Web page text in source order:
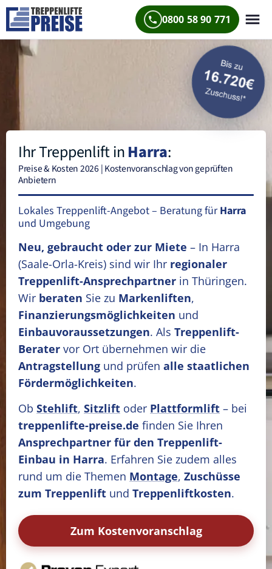
0800 58 90 771
Ihr Treppenlift inHarra:
Preise & Kosten 2026 | Kostenvoranschlag von geprüften
Anbietern
Lokales Treppenlift-Angebot – Beratung fürHarra
und Umgebung
Neu, gebraucht oder zur Miete – In Harra
(Saale-Orla-Kreis) sind wir Ihr regionaler
Treppenlift-Ansprechpartner in Thüringen.
Wir beraten Sie zu Markenliften,
Finanzierungsmöglichkeiten und
Einbauvoraussetzungen. Als Treppenlift-
Berater vor Ort übernehmen wir die
Antragstellung und prüfen alle staatlichen
Fördermöglichkeiten.
Ob Stehlift, Sitzlift oder Plattformlift – bei
treppenlifte-preise.de finden Sie Ihren
Ansprechpartner für den Treppenlift-
Einbau in Harra. Erfahren Sie zudem alles
rund um die Themen Montage, Zuschüsse
zum Treppenlift und Treppenliftkosten.
Zum Kostenvoranschlag